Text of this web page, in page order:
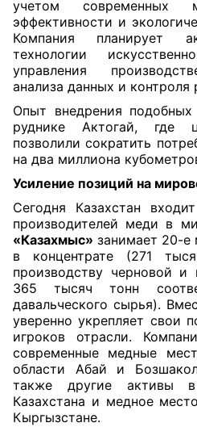
учетом современных
эффективности и
Компания планирует
технологии
управления
анализа данных и контроля
Опыт внедрения
руднике Актогай, где
позволили сократить
на два миллиона
Усиление позиций на
Сегодня Казахстан
производителей меди в
«Казахмыс» занимает 20-е
в концентрате (271
производству черновой
365 тысяч тонн
давальческого сырья).
уверенно укрепляет свои
игроков отрасли.
современные медные
области Абай и
также другие активы
Казахстана и медное
Кыргызстане.